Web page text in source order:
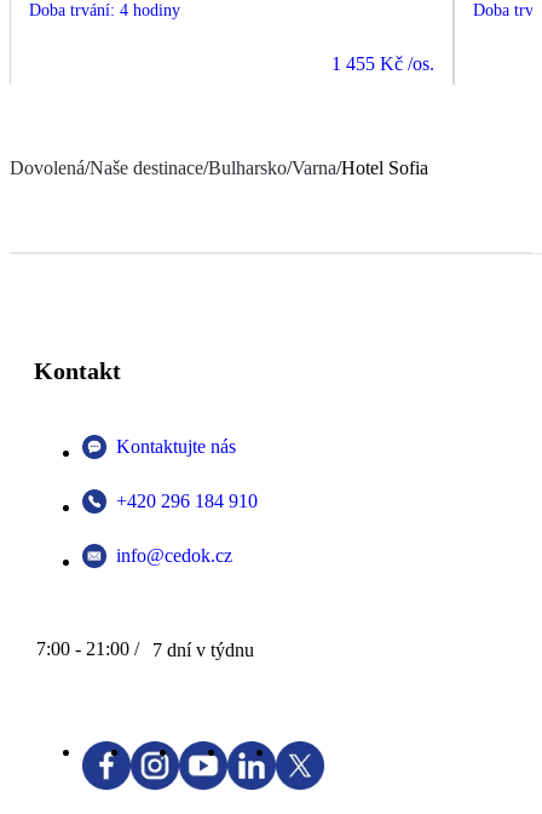
Doba trvání: 4 hodiny
1 455 Kč /os.
Doba
Dovolená/Naše destinace/Bulharsko/Varna/Hotel Sofia
Kontakt
Kontaktujte nás
+420 296 184 910
info@cedok.cz
7:00 - 21:00 / 7 dní v týdnu